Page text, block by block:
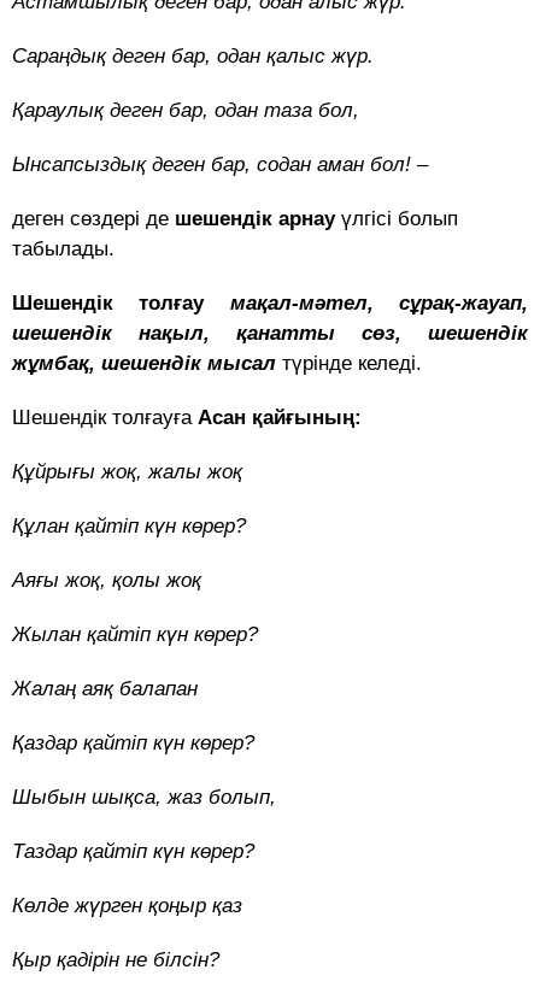
Сараңдық деген бар, одан қалыс жүр.
Қараулық деген бар, одан таза бол,
Ынсапсыздық деген бар, содан аман бол! –
деген сөздері де шешендік арнауүлгісі болып
табылады.
Шешендік толғау
мақал-мәтел, сұрақ-жауап,
шешендік нақыл, қанатты сөз, шешендік
жұмбақ, шешендік мысал түрінде келеді.
Шешендік толғауға Асан қайғының:
Құйрығы жоқ, жалы жоқ
Құлан қайтіп күн көрер?
Аяғы жоқ, қолы жоқ
Жылан қайтіп күн көрер?
Жалаң аяқ балапан
Қаздар қайтіп күн көрер?
Шыбын шықса, жаз болып,
Таздар қайтіп күн көрер?
Көлде жүрген қоңыр қаз
Қыр қадірін не білсін?